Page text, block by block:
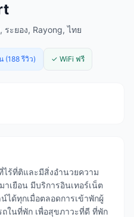
ระยอง, Rayong, ไทย
(188 รีวิว) ✓ WiFi ฟรี
ไร้ที่ติและมีสิ่งอำนวยความ
เยือน มีบริการอินเทอร์เน็ต
ได้ทุกเมื่อตลอดการเข้าพักผู้
ในที่พัก เพื่อสุขภาวะที่ดี ที่พัก